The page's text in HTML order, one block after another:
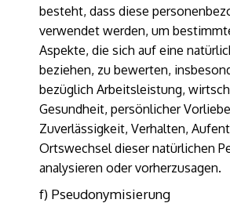
besteht, dass diese
verwendet werden, um
Aspekte, die sich auf eine
beziehen, zu bewerten,
bezüglich Arbeitsleistung,
Gesundheit, persönlicher
Zuverlässigkeit, Verhalten,
Ortswechsel dieser natürlichen
analysieren oder vorherzusagen.
f) Pseudonymisierung